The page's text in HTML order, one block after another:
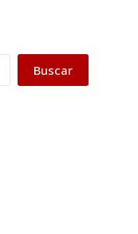
Buscar